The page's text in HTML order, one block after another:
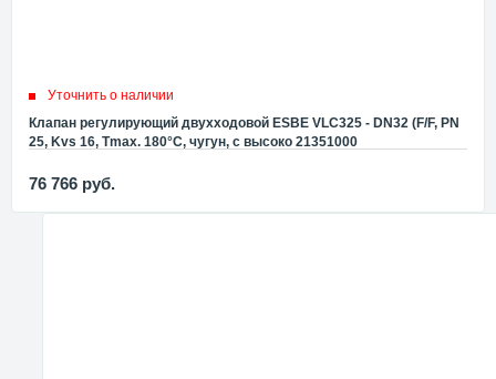
Уточнить о наличии
Клапан регулирующий двухходовой ESBE VLC325 - DN32 (F/F, PN
25, Kvs 16, Tmax. 180°C, чугун, с высоко 21351000
76 766 руб.